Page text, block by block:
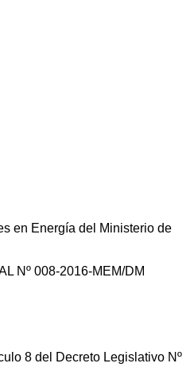
en Energía del Ministerio de
Nº 008-2016-MEM/DM
8 del Decreto Legislativo Nº